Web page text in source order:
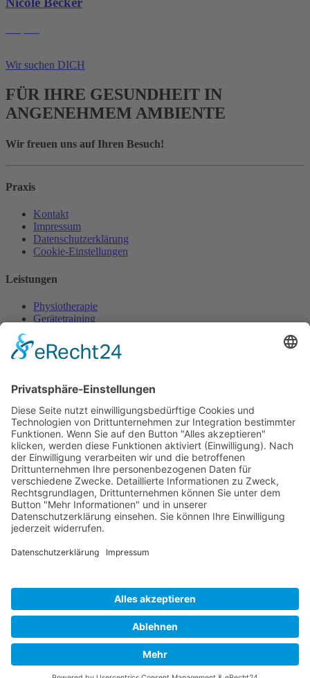
Wir suchen DICH
FÜR IHRE GESUNDHEIT IN
ANGENEHMEM AMBIENTE
Wir freuen uns auf Ihren Besuch!
Praxis
Kontakt
Impressum
Datenschutzerklärung
Cookie-Einstellungen
Leistungen
Physiotherapie
Gerätetraining
Beckenbodentraining
Wellness
Über uns
Praxis - Galerie
Virtueller Rundgang
Das Team
Videos
Kontakt & Öffnungszeiten
Neuwieder Physiotherapie
Dierdorfer Straße 93
02631 - 9466180
muss JavaScript eingeschaltet sein.
Fr 08:00 - 16:00 Uhr
(weitere Termine nach Absprache)
Bitte Termin stets vereinbaren!
COPYRIGHT © NEUWIEDER PHYSIOTHERAPIEPRAXIS VINICIUS
SCHUDY - Alle Rechte vorbehalten